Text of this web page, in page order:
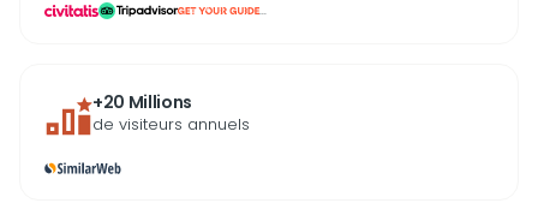
...
+20 Millions
de visiteurs annuels